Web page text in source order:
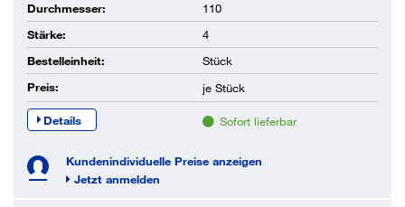
Durchmesser:
110
Stärke:
4
Bestelleinheit:
Stück
Preis:
je Stück
Details Sofort lieferbar
Kundenindividuelle Preise anzeigen
Jetzt anmelden